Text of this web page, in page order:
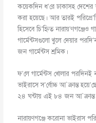
কয়েকদিন ধ’রে ঢাকাসহ
করা হয়েছে। আর তারই
হিসেবে চি’হ্নিত নারায়’ণগঞ্জেও
গার্মেন্টসগুলো খুলে দেয়ার
জন গার্মেন্টস শ্রমিক।
ফ’লে গার্মেন্টস খোলার
ভাইরাসে স’র্বোচ্চ আ`ক্রান্ত
২৪ ঘন্টায় এই ৮৪ জন আ`ক্রান্ত
নারায়ণগঞ্জে করোনা ভাইরাস